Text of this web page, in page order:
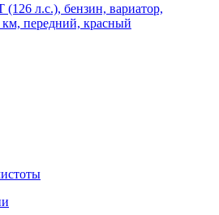
л.с.), бензин, вариатор,
передний, красный